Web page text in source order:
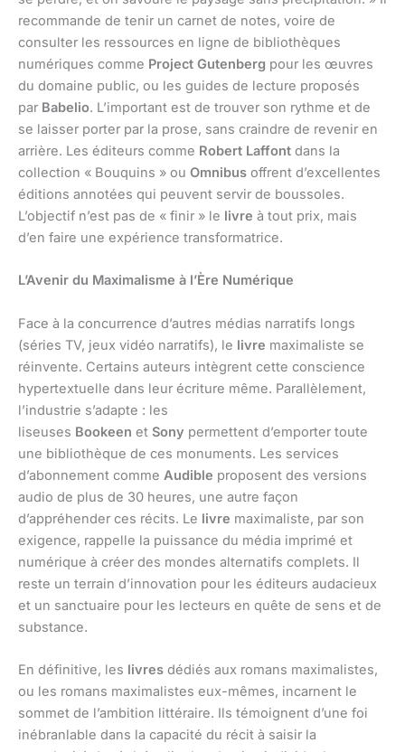
recommande de tenir un carnet de notes, voire de
consulter les ressources en ligne de bibliothèques
numériques comme Project Gutenberg pour les œuvres
du domaine public, ou les guides de lecture proposés
par Babelio. L’important est de trouver son rythme et de
se laisser porter par la prose, sans craindre de revenir en
arrière. Les éditeurs comme Robert Laffont dans la
collection « Bouquins » ou Omnibus offrent d’excellentes
éditions annotées qui peuvent servir de boussoles.
L’objectif n’est pas de « finir » le livre à tout prix, mais
d’en faire une expérience transformatrice.
L’Avenir du Maximalisme à l’Ère Numérique
Face à la concurrence d’autres médias narratifs longs
(séries TV, jeux vidéo narratifs), le livre maximaliste se
réinvente. Certains auteurs intègrent cette conscience
hypertextuelle dans leur écriture même. Parallèlement,
l’industrie s’adapte : les
liseuses Bookeen et Sony permettent d’emporter toute
une bibliothèque de ces monuments. Les services
d’abonnement comme Audible proposent des versions
audio de plus de 30 heures, une autre façon
d’appréhender ces récits. Le livre maximaliste, par son
exigence, rappelle la puissance du média imprimé et
numérique à créer des mondes alternatifs complets. Il
reste un terrain d’innovation pour les éditeurs audacieux
et un sanctuaire pour les lecteurs en quête de sens et de
substance.
En définitive, les livres dédiés aux romans maximalistes,
ou les romans maximalistes eux-mêmes, incarnent le
sommet de l’ambition littéraire. Ils témoignent d’une foi
inébranlable dans la capacité du récit à saisir la